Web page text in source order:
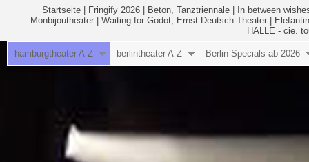
Startseite Fringify 2026 Beton, Tanztriennale
In between
Monbijoutheater
Waiting for Godot, Ernst Deutsch Theater
HALLE - cie.
hamburgtheater A-Z berlintheater A-Z Berlin Specials ab 2026